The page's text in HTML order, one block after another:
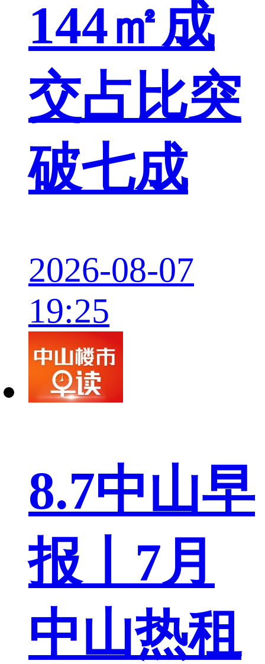
144㎡成
交占比突
破七成
2026-08-07
19:25
8.7中山早
报丨7月
中山热租